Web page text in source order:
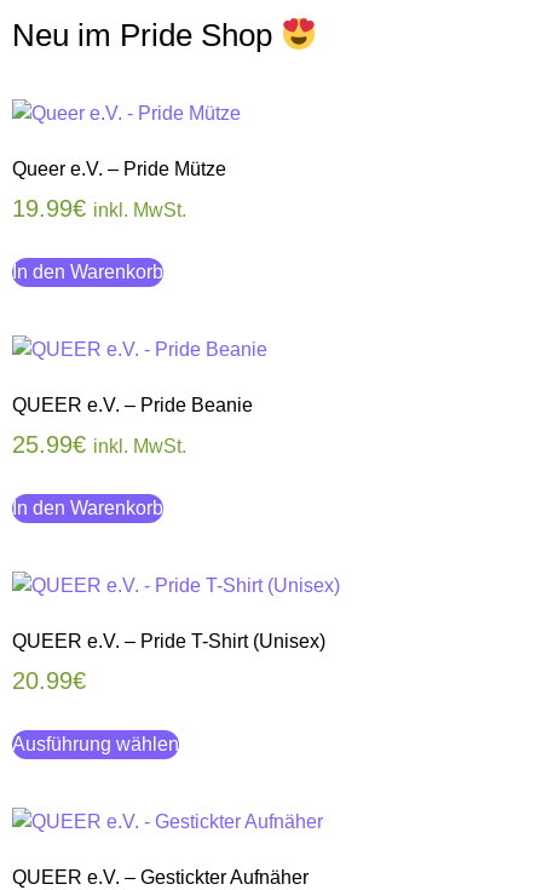
Neu im Pride Shop
Queer e.V. – Pride Mütze
19.99€ inkl. MwSt.
In den Warenkorb
QUEER e.V. – Pride Beanie
25.99€ inkl. MwSt.
In den Warenkorb
QUEER e.V. – Pride T-Shirt (Unisex)
20.99€
Ausführung wählen
QUEER e.V. – Gestickter Aufnäher